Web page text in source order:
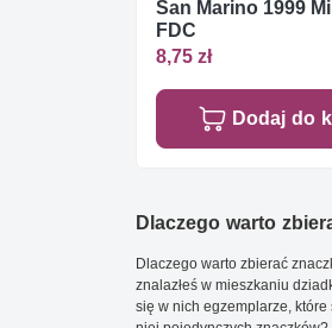
San Marino 1999
FDC
8,75 zł
Dodaj do
Dlaczego warto
Dlaczego warto zbierać
znalazłeś w mieszkaniu
się w nich egzemplarze,